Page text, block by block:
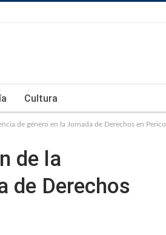
Cultura
de género en la Jornada de Derechos en Perico
de la
de Derechos